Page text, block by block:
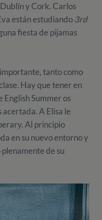
y Cork. Carlos
están estudiando 3rd
fiesta de pijamas
tanto como
Hay que tener en
English Summer os
acertada. A Elisa le
Al principio
en su nuevo entorno y
de su